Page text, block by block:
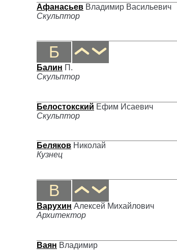
Афанасьев Владимир Васильевич
Скульптор
Б
Балин П.
Скульптор
Белостокский Ефим Исаевич
Скульптор
Беляков Николай
Кузнец
В
Варухин Алексей Михайлович
Архитектор
Ваян Владимир